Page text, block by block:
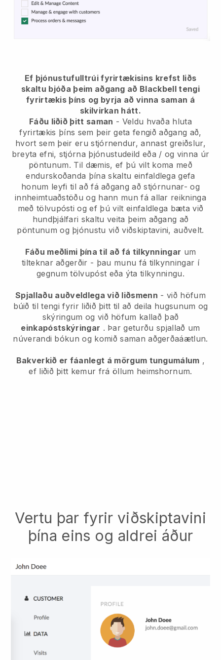
Ef þjónustufulltrúi fyrirtækisins krefst liðs
skaltu bjóða þeim aðgang að Blackbell tengi
fyrirtækis þíns og byrja að vinna saman á
skilvirkan hátt.
Fáðu liðið þitt saman - Veldu hvaða hluta
fyrirtækis þíns sem þeir geta fengið aðgang að,
hvort sem þeir eru stjórnendur, annast greiðslur,
breyta efni, stjórna þjónustudeild eða / og vinna úr
pöntunum. Til dæmis, ef þú vilt koma með
endurskoðanda þína skaltu einfaldlega gefa
honum leyfi til að fá aðgang að stjórnunar- og
innheimtuaðstöðu og hann mun fá allar reikninga
með tölvupósti og ef þú vilt einfaldlega bæta við
hundþjálfari skaltu veita þeim aðgang að
pöntunum og þjónustu við viðskiptavini, auðvelt.
Fáðu meðlimi þína til að fá tilkynningar um
tilteknar aðgerðir - þau munu fá tilkynningar í
gegnum tölvupóst eða ýta tilkynningu.
Spjallaðu auðveldlega við liðsmenn - við höfum
búið til tengi fyrir liðið þitt til að deila hugsunum og
skýringum og við höfum kallað það
einkapóstskýringar . Þar geturðu spjallað um
núverandi bókun og komið saman aðgerðaáætlun.
Bakverkið er fáanlegt á mörgum tungumálum ,
ef liðið þitt kemur frá öllum heimshornum.
Vertu þar fyrir viðskiptavini
þína eins og aldrei áður